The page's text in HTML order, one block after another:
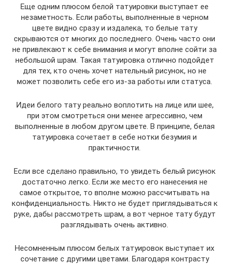
Еще одним плюсом белой татуировки выступает ее
незаметность. Если работы, выполненные в черном
цвете видно сразу и издалека, то белые тату
скрываются от многих до последнего. Очень часто они
не привлекают к себе внимания и могут вполне сойти за
небольшой шрам. Такая татуировка отлично подойдет
для тех, кто очень хочет нательный рисунок, но не
может позволить себе его из-за работы или статуса.
Идеи белого тату реально воплотить на лице или шее,
при этом смотреться они менее агрессивно, чем
выполненные в любом другом цвете. В принципе, белая
татуировка сочетает в себе нотки безумия и
практичности.
Если все сделано правильно, то увидеть белый рисунок
достаточно легко. Если же место его нанесения не
самое открытое, то вполне можно рассчитывать на
конфиденциальность. Никто не будет приглядываться к
руке, дабы рассмотреть шрам, а вот черное тату будут
разглядывать очень активно.
Несомненным плюсом белых татуировок выступает их
сочетание с другими цветами. Благодаря контрасту